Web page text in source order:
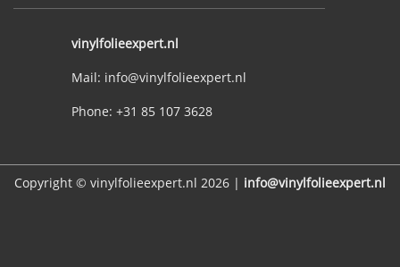
vinylfolieexpert.nl
Mail: info@vinylfolieexpert.nl
Phone: +31 85 107 3628
Copyright © vinylfolieexpert.nl 2026 | info@vinylfolieexpert.nl